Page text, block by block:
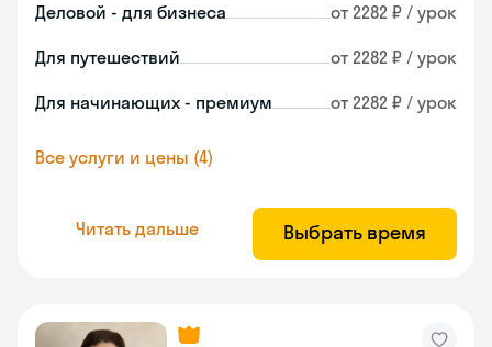
Деловой - для бизнеса от 2282 ₽ / урок
Для путешествий от 2282 ₽ / урок
Для начинающих - премиум от 2282 ₽ / урок
Все услуги и цены (4)
Читать дальше Выбрать время